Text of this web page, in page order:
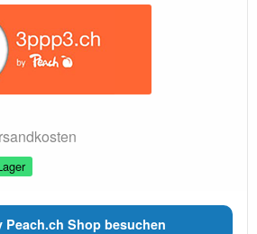
Peach.ch Shop besuchen